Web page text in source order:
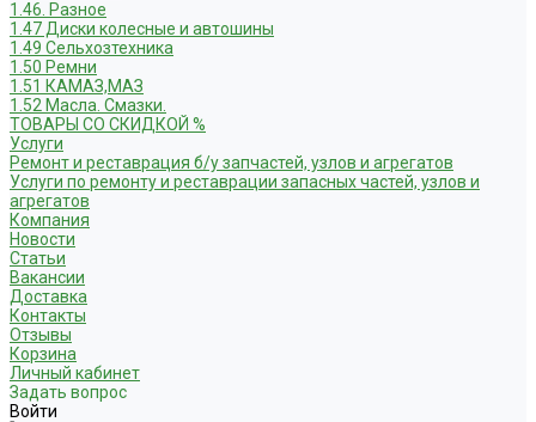
1.46. Разное
1.47 Диски колесные и автошины
1.49 Сельхозтехника
1.50 Ремни
1.51 КАМАЗ,МАЗ
1.52 Масла. Смазки.
ТОВАРЫ СО СКИДКОЙ %
Услуги
Ремонт и реставрация б/у запчастей, узлов и агрегатов
Услуги по ремонту и реставрации запасных частей, узлов и
агрегатов
Компания
Новости
Статьи
Вакансии
Доставка
Контакты
Отзывы
Корзина
Личный кабинет
Задать вопрос
Войти